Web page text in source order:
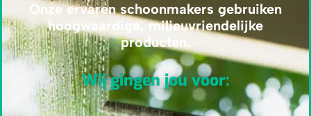
Onze ervaren schoonmakers gebruiken
hoogwaardige, milieuvriendelijke
producten.
Wij gingen jou voor: